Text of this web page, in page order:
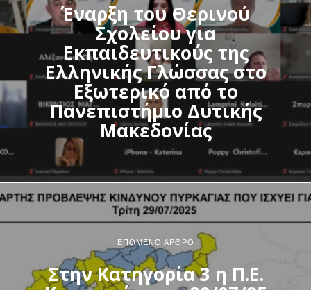
Έναρξη του Θερινού
Σχολείου για
Εκπαιδευτικούς της
Ελληνικής Γλώσσας στο
Εξωτερικό από το
Πανεπιστήμιο Δυτικής
Μακεδονίας
ΕΠΌΜΕΝΟ ΆΡΘΡΟ
Στην Κατηγορία 3 η Π.Ε.